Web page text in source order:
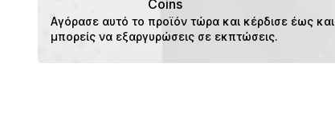
Coins
Αγόρασε αυτό το προϊόν τώρα και κέρδισε έως και
μπορείς να εξαργυρώσεις σε εκπτώσεις.